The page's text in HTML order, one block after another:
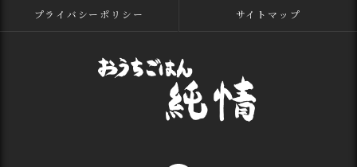
プライバシーポリシー サイトマップ